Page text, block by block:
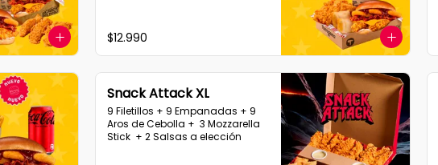
$12.990
Snack Attack XL
9 Filetillos + 9 Empanadas + 9
Aros de Cebolla +  3 Mozzarella
Stick  + 2 Salsas a elección